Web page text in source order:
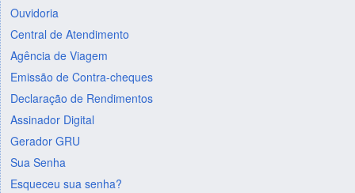
Ouvidoria
Central de Atendimento
Agência de Viagem
Emissão de Contra-cheques
Declaração de Rendimentos
Assinador Digital
Gerador GRU
Sua Senha
Esqueceu sua senha?